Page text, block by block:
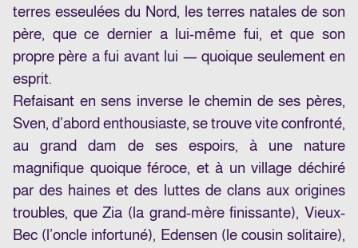
terres esseulées du Nord, les terres natales de son
père, que ce dernier a lui-même fui, et que son
propre père a fui avant lui — quoique seulement en
esprit.
Refaisant en sens inverse le chemin de ses pères,
Sven, d’abord enthousiaste, se trouve vite confronté,
au grand dam de ses espoirs, à une nature
magnifique quoique féroce, et à un village déchiré
par des haines et des luttes de clans aux origines
troubles, que Zia (la grand-mère finissante), Vieux-
Bec (l’oncle infortuné), Edensen (le cousin solitaire),